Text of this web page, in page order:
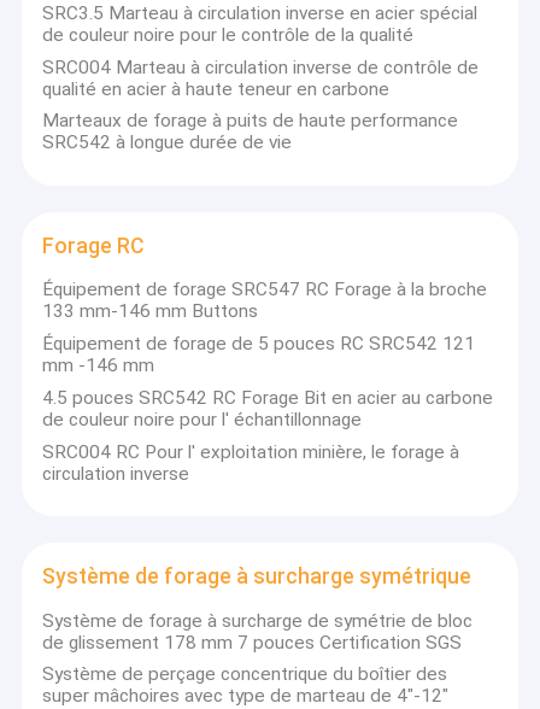
SRC3.5 Marteau à circulation inverse en acier spécial
de couleur noire pour le contrôle de la qualité
SRC004 Marteau à circulation inverse de contrôle de
qualité en acier à haute teneur en carbone
Marteaux de forage à puits de haute performance
SRC542 à longue durée de vie
Forage RC
Équipement de forage SRC547 RC Forage à la broche
133 mm-146 mm Buttons
Équipement de forage de 5 pouces RC SRC542 121
mm -146 mm
4.5 pouces SRC542 RC Forage Bit en acier au carbone
de couleur noire pour l' échantillonnage
SRC004 RC Pour l' exploitation minière, le forage à
circulation inverse
Système de forage à surcharge symétrique
Système de forage à surcharge de symétrie de bloc
de glissement 178 mm 7 pouces Certification SGS
Système de perçage concentrique du boîtier des
super mâchoires avec type de marteau de 4"-12"